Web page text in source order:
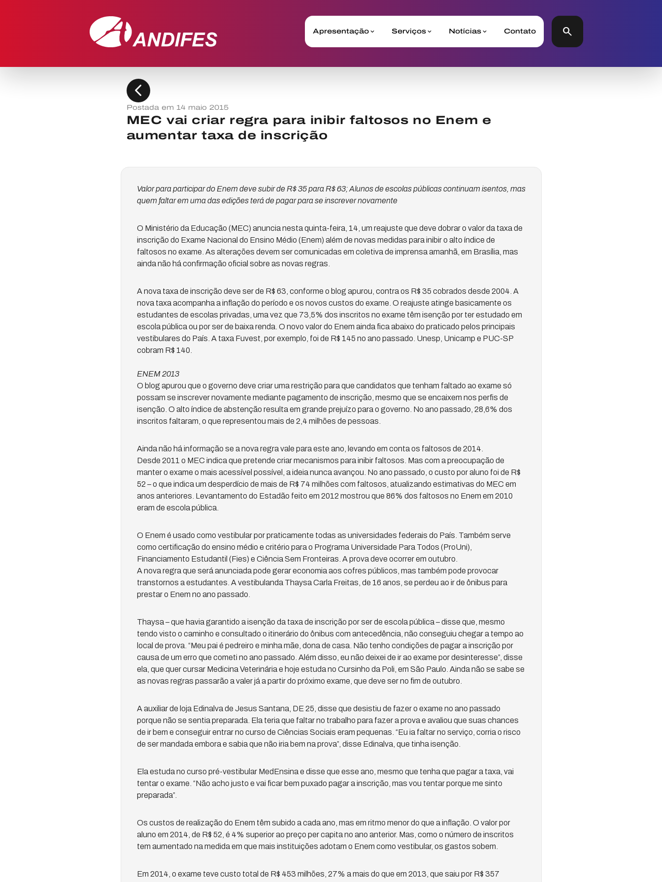
Apresentação Serviços Notícias Contato search
chevron_left
Postada em 14 maio 2015
MEC vai criar regra para inibir faltosos no Enem e
aumentar taxa de inscrição
Valor para participar do Enem deve subir de R$ 35 para R$ 63; Alunos de escolas públicas continuam isentos, mas
quem faltar em uma das edições terá de pagar para se inscrever novamente
O Ministério da Educação (MEC) anuncia nesta quinta-feira, 14, um reajuste que deve dobrar o valor da taxa de
inscrição do Exame Nacional do Ensino Médio (Enem) além de novas medidas para inibir o alto índice de
faltosos no exame. As alterações devem ser comunicadas em coletiva de imprensa amanhã, em Brasília, mas
ainda não há confirmação oficial sobre as novas regras.
A nova taxa de inscrição deve ser de R$ 63, conforme o blog apurou, contra os R$ 35 cobrados desde 2004. A
nova taxa acompanha a inflação do período e os novos custos do exame. O reajuste atinge basicamente os
estudantes de escolas privadas, uma vez que 73,5% dos inscritos no exame têm isenção por ter estudado em
escola pública ou por ser de baixa renda. O novo valor do Enem ainda fica abaixo do praticado pelos principais
vestibulares do País. A taxa Fuvest, por exemplo, foi de R$ 145 no ano passado. Unesp, Unicamp e PUC-SP
cobram R$ 140.
ENEM 2013
O blog apurou que o governo deve criar uma restrição para que candidatos que tenham faltado ao exame só
possam se inscrever novamente mediante pagamento de inscrição, mesmo que se encaixem nos perfis de
isenção. O alto índice de abstenção resulta em grande prejuízo para o governo. No ano passado, 28,6% dos
inscritos faltaram, o que representou mais de 2,4 milhões de pessoas.
Ainda não há informação se a nova regra vale para este ano, levando em conta os faltosos de 2014.
Desde 2011 o MEC indica que pretende criar mecanismos para inibir faltosos. Mas com a preocupação de
manter o exame o mais acessível possível, a ideia nunca avançou. No ano passado, o custo por aluno foi de R$
52 – o que indica um desperdício de mais de R$ 74 milhões com faltosos, atualizando estimativas do MEC em
anos anteriores. Levantamento do Estadão feito em 2012 mostrou que 86% dos faltosos no Enem em 2010
eram de escola pública.
O Enem é usado como vestibular por praticamente todas as universidades federais do País. Também serve
como certificação do ensino médio e critério para o Programa Universidade Para Todos (ProUni),
Financiamento Estudantil (Fies) e Ciência Sem Fronteiras. A prova deve ocorrer em outubro.
A nova regra que será anunciada pode gerar economia aos cofres públicos, mas também pode provocar
transtornos a estudantes. A vestibulanda Thaysa Carla Freitas, de 16 anos, se perdeu ao ir de ônibus para
prestar o Enem no ano passado.
Thaysa – que havia garantido a isenção da taxa de inscrição por ser de escola pública – disse que, mesmo
tendo visto o caminho e consultado o itinerário do ônibus com antecedência, não conseguiu chegar a tempo ao
local de prova. “Meu pai é pedreiro e minha mãe, dona de casa. Não tenho condições de pagar a inscrição por
causa de um erro que cometi no ano passado. Além disso, eu não deixei de ir ao exame por desinteresse”, disse
ela, que quer cursar Medicina Veterinária e hoje estuda no Cursinho da Poli, em São Paulo. Ainda não se sabe se
as novas regras passarão a valer já a partir do próximo exame, que deve ser no fim de outubro.
A auxiliar de loja Edinalva de Jesus Santana, DE 25, disse que desistiu de fazer o exame no ano passado
porque não se sentia preparada. Ela teria que faltar no trabalho para fazer a prova e avaliou que suas chances
de ir bem e conseguir entrar no curso de Ciências Sociais eram pequenas. “Eu ia faltar no serviço, corria o risco
de ser mandada embora e sabia que não iria bem na prova”, disse Edinalva, que tinha isenção.
Ela estuda no curso pré-vestibular MedEnsina e disse que esse ano, mesmo que tenha que pagar a taxa, vai
tentar o exame. “Não acho justo e vai ficar bem puxado pagar a inscrição, mas vou tentar porque me sinto
preparada”.
Os custos de realização do Enem têm subido a cada ano, mas em ritmo menor do que a inflação. O valor por
aluno em 2014, de R$ 52, é 4% superior ao preço per capita no ano anterior. Mas, como o número de inscritos
tem aumentado na medida em que mais instituições adotam o Enem como vestibular, os gastos sobem.
Em 2014, o exame teve custo total de R$ 453 milhões, 27% a mais do que em 2013, que saiu por R$ 357